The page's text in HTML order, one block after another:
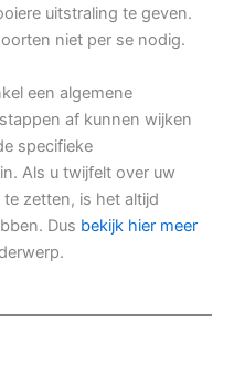
uitstraling te geven.
niet per se nodig.
een algemene
af kunnen wijken
specifieke
Als u twijfelt over uw
zetten, is het altijd
Dus bekijk hier meer